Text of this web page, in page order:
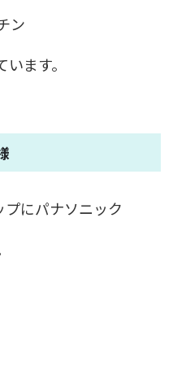
ン
ます。
プにパナソニック